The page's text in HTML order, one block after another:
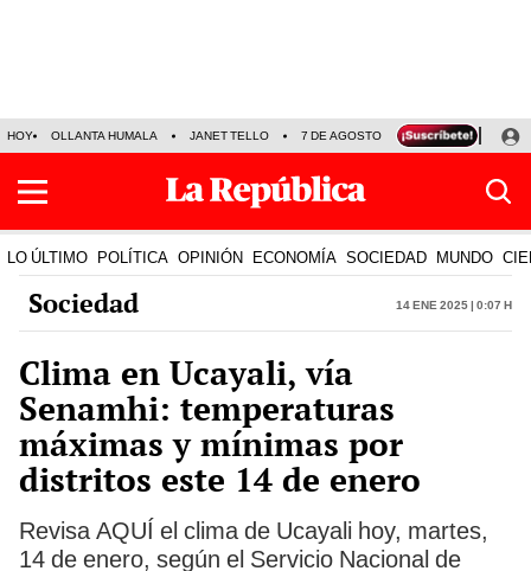
HOY OLLANTA HUMALA JANET TELLO 7 DE AGOSTO TINKA RESULTADOS
LO ÚLTIMO POLÍTICA OPINIÓN ECONOMÍA SOCIEDAD MUNDO
Sociedad 14 Ene 2025 | 0:07 h
Clima en Ucayali, vía
Senamhi: temperaturas
máximas y mínimas por
distritos este 14 de enero
Revisa AQUÍ el clima de Ucayali hoy, martes,
14 de enero, según el Servicio Nacional de